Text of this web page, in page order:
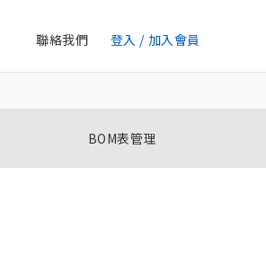
登入 / 加入會員
聯絡我們
BOM表管理